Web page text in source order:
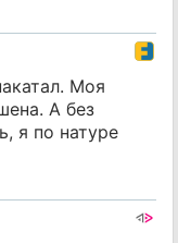
Моя
А без
я по натуре